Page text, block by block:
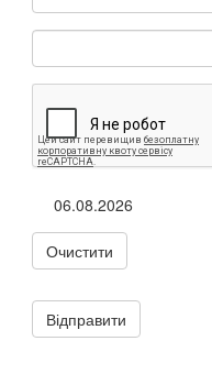
06.08.2026
Очистити
Відправити